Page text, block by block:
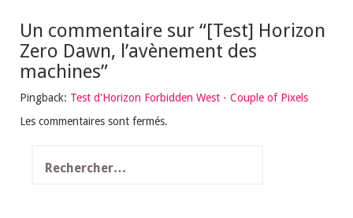
Un commentaire sur “[Test] Horizon
Zero Dawn, l’avènement des
machines”
Pingback: Test d'Horizon Forbidden West - Couple of Pixels
Les commentaires sont fermés.